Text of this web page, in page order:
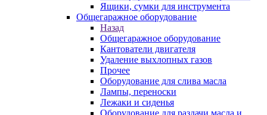
Ящики, сумки для инструмента
Общегаражное оборудование
Назад
Общегаражное оборудование
Кантователи двигателя
Удаление выхлопных газов
Прочее
Оборудование для слива масла
Лампы, переноски
Лежаки и сиденья
Оборудование для раздачи масла и